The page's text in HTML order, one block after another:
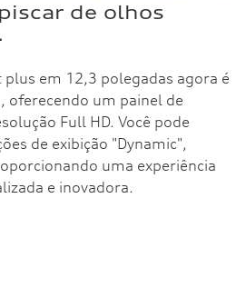
de olhos
em 12,3 polegadas agora é
oferecendo um painel de
Full HD. Você pode
de exibição "Dynamic",
uma experiência
e inovadora.